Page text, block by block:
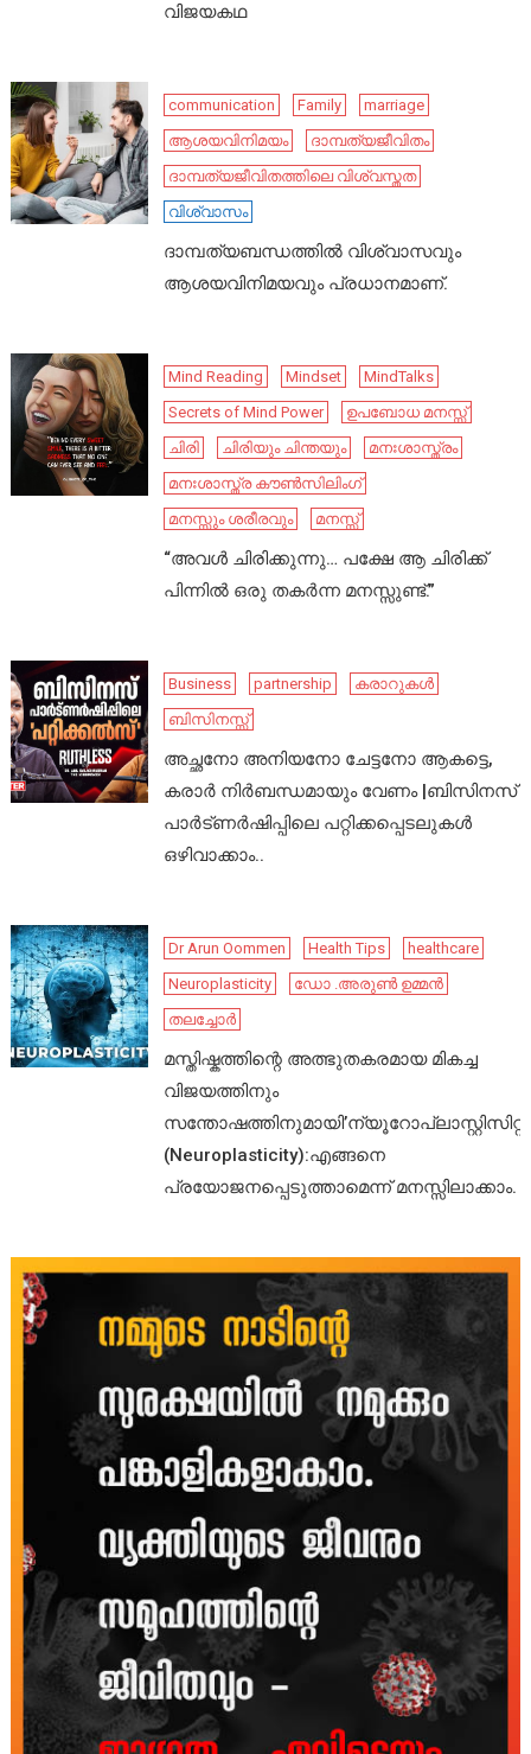
വിജയകഥ
communication Family
marriage
ആശയവിനിമയം
ദാമ്പത്യജീവിതം
ദാമ്പത്യജീവിതത്തിലെ വിശ്വസ്തത
വിശ്വാസം
ദാമ്പത്യബന്ധത്തിൽ വിശ്വാസവും
ആശയവിനിമയവും പ്രധാനമാണ്.
Mind Reading Mindset
MindTalks
Secrets of Mind Power
ഉപബോധ മനസ്സ്
ചിരി
ചിരിയും ചിന്തയും
മനഃശാസ്ത്രം
മനഃശാസ്ത്ര കൗൺസിലിംഗ്
മനസ്സും ശരീരവും
മനസ്സ്
“അവൾ ചിരിക്കുന്നു… പക്ഷേ ആ ചിരിക്ക്
പിന്നിൽ ഒരു തകർന്ന മനസ്സുണ്ട്.”
Business partnership
കരാറുകൾ
ബിസിനസ്സ്
അച്ഛനോ അനിയനോ ചേട്ടനോ ആകട്ടെ,
കരാർ നിർബന്ധമായും വേണം |ബിസിനസ്
പാർട്ണർഷിപ്പിലെ പറ്റിക്കപ്പെടലുകൾ
ഒഴിവാക്കാം..
Dr Arun Oommen Health Tips
healthcare
Neuroplasticity
ഡോ .അരുൺ ഉമ്മൻ
തലച്ചോർ
മസ്തിഷ്കത്തിന്റെ അത്ഭുതകരമായ മികച്ച
വിജയത്തിനും
സന്തോഷത്തിനുമായി’ന്യൂറോപ്ലാസ്റ്റിസിറ്റി’
(Neuroplasticity):എങ്ങനെ
പ്രയോജനപ്പെടുത്താമെന്ന് മനസ്സിലാക്കാം.